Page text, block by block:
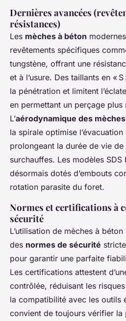
Dernières avancées
résistances)
Les mèches à béton
revêtements spécifiques
tungstène, offrant une
et à l’usure. Des taillants en «
la pénétration et limitent
en permettant un perçage plus
L’aérodynamique des mèches
la spirale optimise
prolongeant la durée de vie de
surchauffes. Les modèles SDS
désormais dotés d’embouts
rotation parasite du foret.
Normes et certifications à
sécurité
L’utilisation de mèches à
des normes de sécurité
pour garantir une parfaite
Les certifications attestent
contrôlée, réduisant les
la compatibilité avec les outils
convient de toujours vérifier la